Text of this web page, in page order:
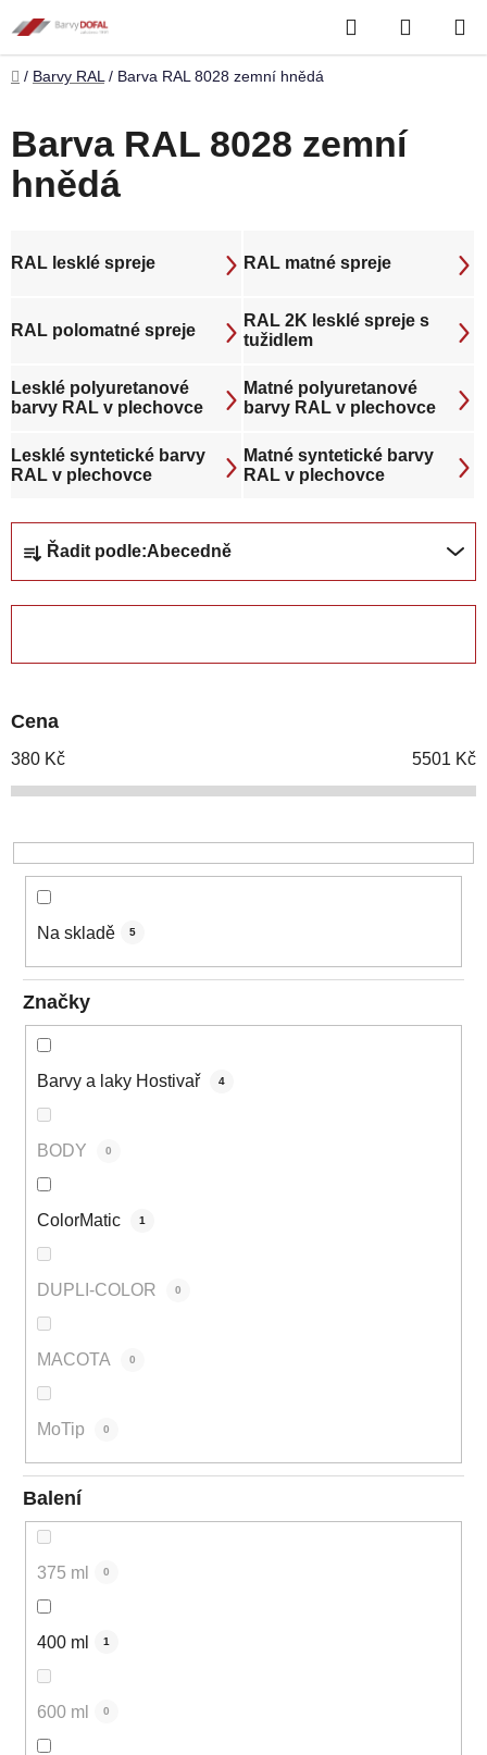
na
obsah
Hledat
KOŠÍK
Domů
/ Barvy RAL / Barva RAL 8028 zemní hnědá
Barva RAL 8028 zemní
hnědá
RAL lesklé spreje RAL matné spreje
RAL polomatné spreje
RAL 2K lesklé spreje s
tužidlem
Lesklé polyuretanové
barvy RAL v plechovce
Matné polyuretanové
barvy RAL v plechovce
Lesklé syntetické barvy
RAL v plechovce
Matné syntetické barvy
RAL v plechovce
r
o
d
k
Řadit podle:Abecedně
Cena
380 Kč 5501 Kč
Na skladě 5
Značky
Barvy a laky Hostivař 4
BODY 0
ColorMatic 1
DUPLI-COLOR 0
MACOTA 0
MoTip 0
Balení
375 ml 0
400 ml 1
600 ml 0